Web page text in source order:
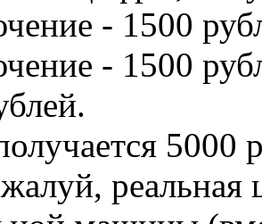
- 1500
- 1500
5000
реальная